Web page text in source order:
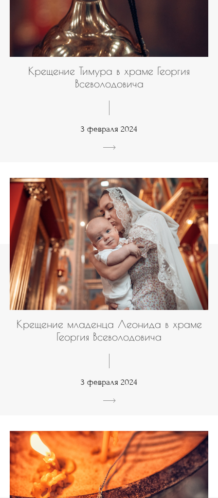
Крещение Тимура в храме Георгия
Всеволодовича
3 февраля 2024
Крещение младенца Леонида в храме
Георгия Всеволодовича
3 февраля 2024